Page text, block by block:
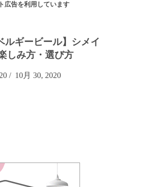
広告を利用しています
ルギービール】シメイ
しみ方・選び方
/ 10月 30, 2020